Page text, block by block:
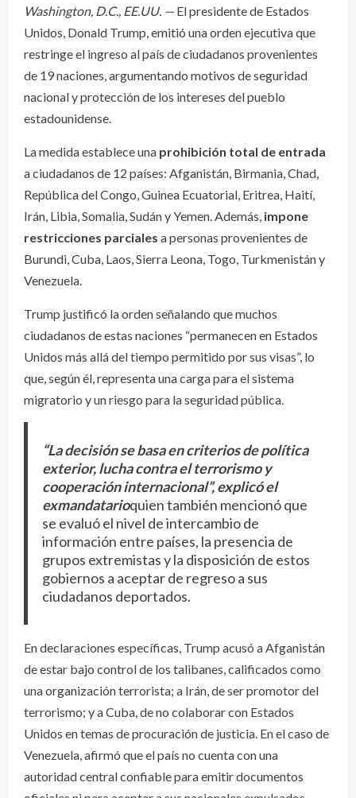
Washington, D.C., EE.UU. — El presidente de Estados
Unidos, Donald Trump, emitió una orden ejecutiva que
restringe el ingreso al país de ciudadanos provenientes
de 19 naciones, argumentando motivos de seguridad
nacional y protección de los intereses del pueblo
estadounidense.
La medida establece una prohibición total de entrada
a ciudadanos de 12 países: Afganistán, Birmania, Chad,
República del Congo, Guinea Ecuatorial, Eritrea, Haití,
Irán, Libia, Somalia, Sudán y Yemen. Además, impone
restricciones parciales a personas provenientes de
Burundi, Cuba, Laos, Sierra Leona, Togo, Turkmenistán y
Venezuela.
Trump justificó la orden señalando que muchos
ciudadanos de estas naciones “permanecen en Estados
Unidos más allá del tiempo permitido por sus visas”, lo
que, según él, representa una carga para el sistema
migratorio y un riesgo para la seguridad pública.
“La decisión se basa en criterios de política
exterior, lucha contra el terrorismo y
cooperación internacional”, explicó el
exmandatarioquien también mencionó que
se evaluó el nivel de intercambio de
información entre países, la presencia de
grupos extremistas y la disposición de estos
gobiernos a aceptar de regreso a sus
ciudadanos deportados.
En declaraciones específicas, Trump acusó a Afganistán
de estar bajo control de los talibanes, calificados como
una organización terrorista; a Irán, de ser promotor del
terrorismo; y a Cuba, de no colaborar con Estados
Unidos en temas de procuración de justicia. En el caso de
Venezuela, afirmó que el país no cuenta con una
autoridad central confiable para emitir documentos